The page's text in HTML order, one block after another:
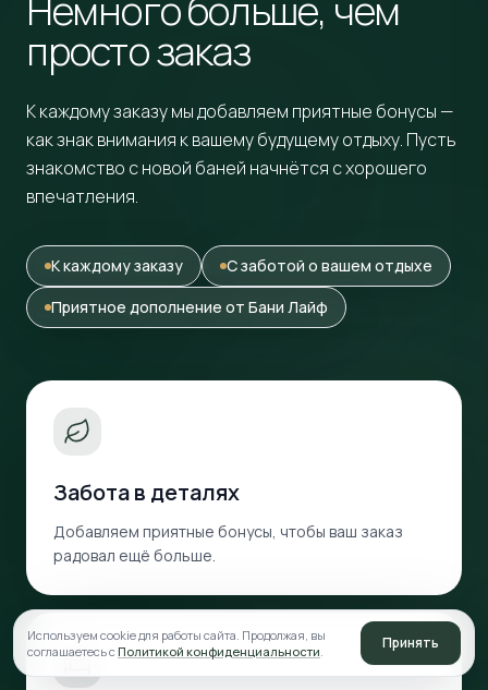
просто заказ
К каждому заказу мы добавляем приятные бонусы —
как знак внимания к вашему будущему отдыху. Пусть
знакомство с новой баней начнётся с хорошего
впечатления.
К каждому заказу
С заботой о вашем отдыхе
Приятное дополнение от Бани Лайф
Забота в деталях
Добавляем приятные бонусы, чтобы ваш заказ
радовал ещё больше.
Используем cookie для работы сайта. Продолжая, вы
соглашаетесь с Политикой конфиденциальности. Принять